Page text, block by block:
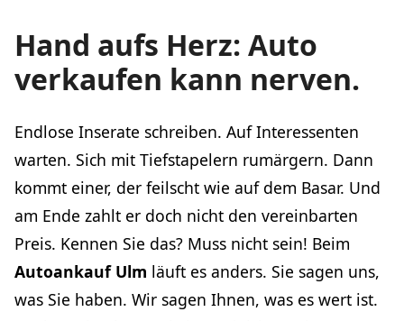
Hand aufs Herz: Auto
verkaufen kann nerven.
Endlose Inserate schreiben. Auf Interessenten
warten. Sich mit Tiefstapelern rumärgern. Dann
kommt einer, der feilscht wie auf dem Basar. Und
am Ende zahlt er doch nicht den vereinbarten
Preis. Kennen Sie das? Muss nicht sein! Beim
Autoankauf Ulm läuft es anders. Sie sagen uns,
was Sie haben. Wir sagen Ihnen, was es wert ist.